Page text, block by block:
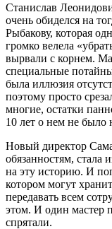
Станислав
очень обиделся на
Рыбакову, которая
громко велела
вырвали с корнем.
специальные
была иллюзия
поэтому просто
многие, остатки
10 лет о нем не было
Новый директор
обязанностям, стала
на эту историю. И
котором могут
передавать всем
этом. И один мастер
спрятали.